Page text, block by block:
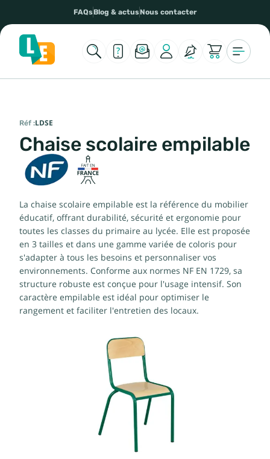
FAQsBlog & actusNous contacter
Réf :LDSE
Chaise scolaire empilable
La chaise scolaire empilable est la référence du mobilier
éducatif, offrant durabilité, sécurité et ergonomie pour
toutes les classes du primaire au lycée. Elle est proposée
en 3 tailles et dans une gamme variée de coloris pour
s'adapter à tous les besoins et personnaliser vos
environnements. Conforme aux normes NF EN 1729, sa
structure robuste est conçue pour l'usage intensif. Son
caractère empilable est idéal pour optimiser le
rangement et faciliter l'entretien des locaux.